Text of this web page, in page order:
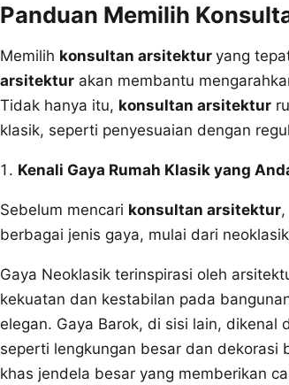
Panduan Memilih
Memilih konsultan arsitektur yang
arsitektur akan membantu
Tidak hanya itu, konsultan arsitektur
klasik, seperti penyesuaian dengan
Kenali Gaya Rumah Klasik yang
Sebelum mencari konsultan arsitektur
berbagai jenis gaya, mulai dari
Gaya Neoklasik terinspirasi oleh
kekuatan dan kestabilan pada
elegan. Gaya Barok, di sisi lain,
seperti lengkungan besar dan dekorasi
khas jendela besar yang memberikan